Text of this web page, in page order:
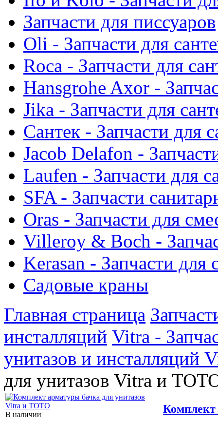
Запчасти для писсуаров
Oli - Запчасти для
Roca - Запчасти для
Hansgrohe Axor -
Jika - Запчасти для
Сантек - Запчасти для
Jacob Delafon -
Laufen - Запчасти для
SFA - Запчасти
Oras - Запчасти для
Villeroy & Boch -
Kerasan - Запчасти для
Садовые краны
Главная страница
инсталляций Vitra -
унитазов и инсталляций
для унитазов Vitra и
В наличии Комплект